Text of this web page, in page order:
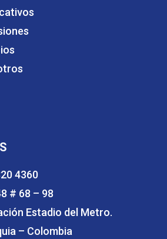
4360
# 68 – 98
Estadio del Metro.
– Colombia